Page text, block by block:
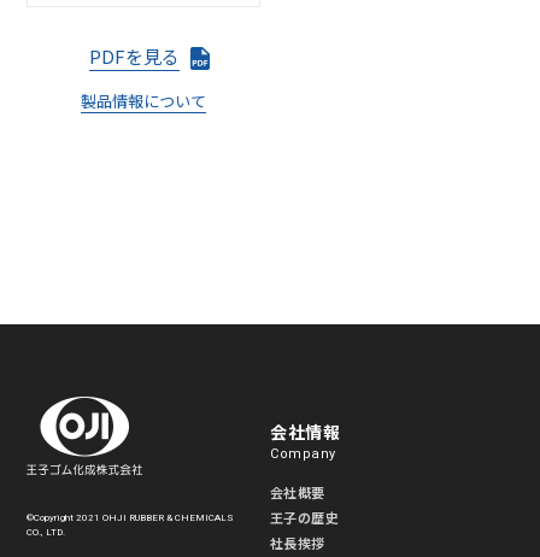
PDFを見る
製品情報について
©Copyright 2021 OHJI RUBBER & CHEMICALS
CO., LTD.
会社情報
Company
会社概要
王子の歴史
社長挨拶